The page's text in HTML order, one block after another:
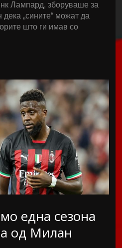
Лампард, зборуваше за
„сините“ можат да
што ги имав со
една сезона
од Милан